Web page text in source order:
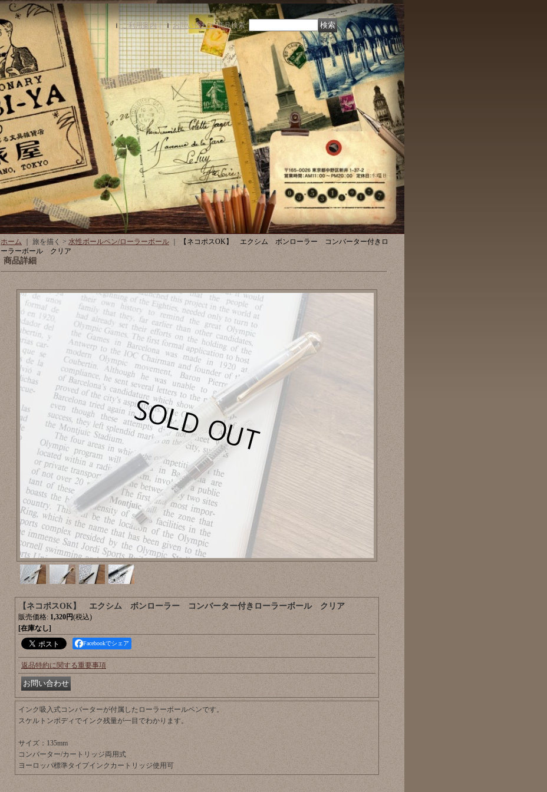
ご利用案内｜ お問い合わせ 商品検索:
ホーム ｜ 旅を描く > 水性ボールペン/ローラーボール ｜
【ネコポスOK】 エクシム ボンローラー コンバーター付きロ
ーラーボール クリア
商品詳細
【ネコポスOK】 エクシム ボンローラー コンバーター付きローラーボール クリア
販売価格: 1,320円(税込)
[在庫なし]
Facebookでシェア
返品特約に関する重要事項
インク吸入式コンバーターが付属したローラーボールペンです。
スケルトンボディでインク残量が一目でわかります。
サイズ：135mm
コンバーター/カートリッジ両用式
ヨーロッパ標準タイプインクカートリッジ使用可